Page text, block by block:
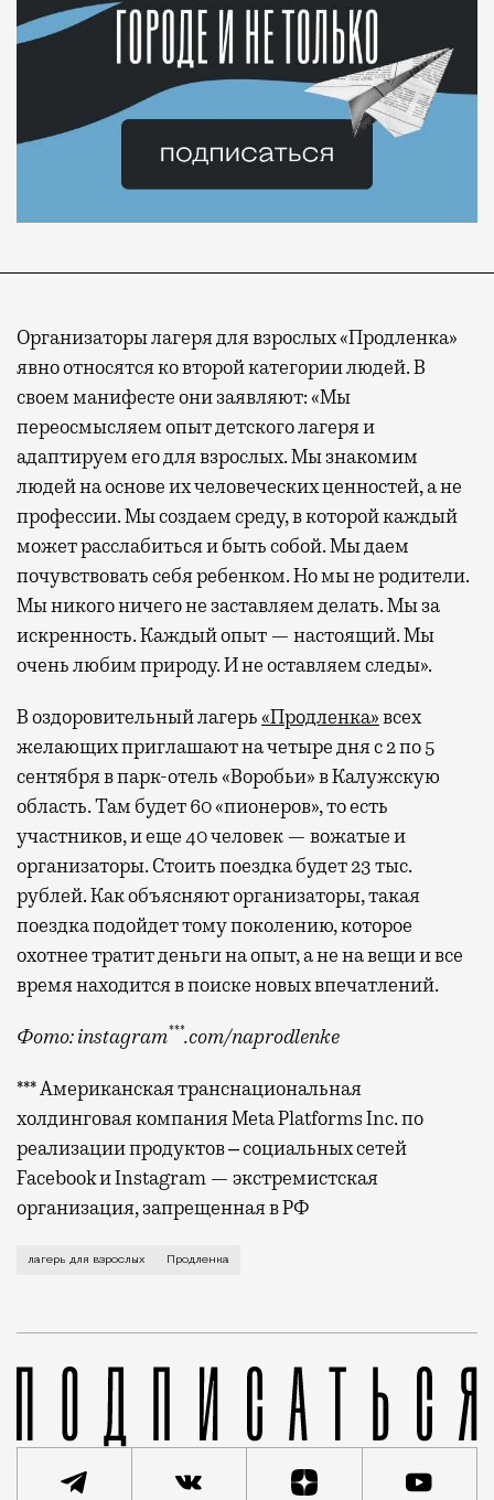
Организаторы лагеря для взрослых «Продленка»
явно относятся ко второй категории людей. В
своем манифесте они заявляют: «Мы
переосмысляем опыт детского лагеря и
адаптируем его для взрослых. Мы знакомим
людей на основе их человеческих ценностей, а не
профессии. Мы создаем среду, в которой каждый
может расслабиться и быть собой. Мы даем
почувствовать себя ребенком. Но мы не родители.
Мы никого ничего не заставляем делать. Мы за
искренность. Каждый опыт — настоящий. Мы
очень любим природу. И не оставляем следы».
В оздоровительный лагерь«Продленка»всех
желающих приглашают на четыре дня с 2 по 5
сентября в парк-отель «Воробьи» в Калужскую
область. Там будет 60 «пионеров», то есть
участников, и еще 40 человек — вожатые и
организаторы. Стоить поездка будет 23 тыс.
рублей. Как объясняют организаторы, такая
поездка подойдет тому поколению, которое
охотнее тратит деньги на опыт, а не на вещи и все
время находится в поиске новых впечатлений.
Фото: instagram***.com/naprodlenke
*** Американская транснациональная
холдинговая компания Meta Platforms Inc. по
реализации продуктов ‒ социальных сетей
Facebook и Instagram — экстремистская
организация, запрещенная в РФ
лагерь для взрослых Продленка